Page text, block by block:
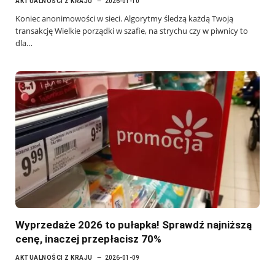
Koniec anonimowości w sieci. Algorytmy śledzą każdą Twoją
transakcję Wielkie porządki w szafie, na strychu czy w piwnicy to
dla…
Wyprzedaże 2026 to pułapka! Sprawdź najniższą
cenę, inaczej przepłacisz 70%
AKTUALNOŚCI Z KRAJU 2026-01-09